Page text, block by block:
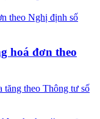
hoá đơn theo